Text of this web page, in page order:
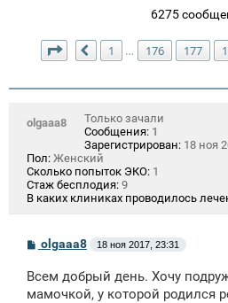
6275
Страница 179 из180
Пред.
1 … 176 177
olgaaa8
Только зачали
Сообщения: 1
Зарегистрирован: 18 ноя
Пол: Женский
Сколько попыток ЭКО: 1
Стаж бесплодия: 9
В каких клиниках проводилось
С
б
щ
olgaaa8 18 ноя 2017, 23:31
Всем добрый день. Хочу
мамочкой, у которой родился